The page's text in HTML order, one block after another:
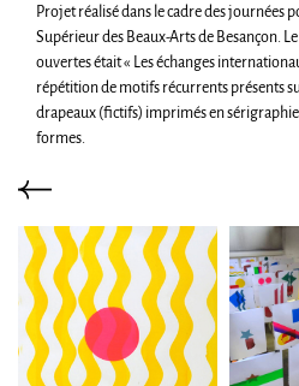
Projet réalisé dans le cadre des journées
Supérieur des Beaux-Arts de Besançon.
ouvertes était « Les échanges
répétition de motifs récurrents présents
drapeaux (fictifs) imprimés en
formes.